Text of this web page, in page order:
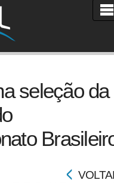
seleção da